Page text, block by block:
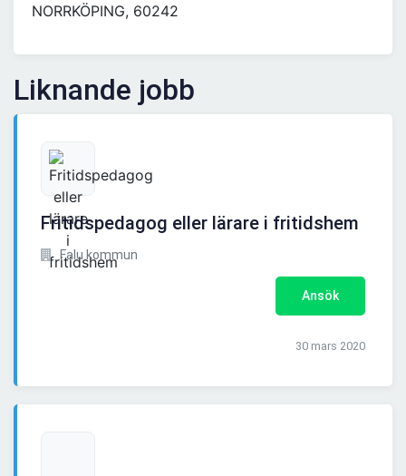
NORRKÖPING, 60242
Liknande jobb
Fritidspedagog eller lärare i fritidshem
Falu kommun
Ansök
30 mars 2020